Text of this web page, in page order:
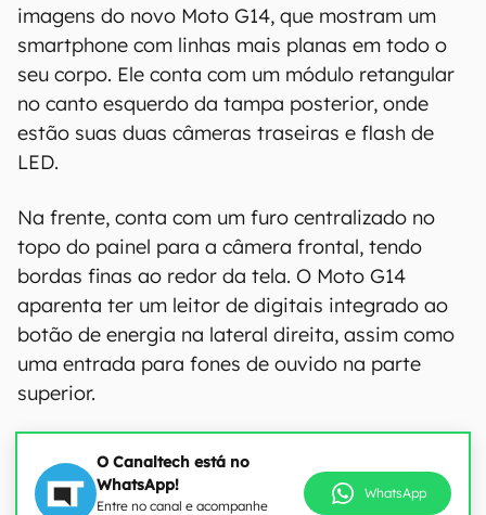
imagens do novo Moto G14, que mostram um
smartphone com linhas mais planas em todo o
seu corpo. Ele conta com um módulo retangular
no canto esquerdo da tampa posterior, onde
estão suas duas câmeras traseiras e flash de
LED.
Na frente, conta com um furo centralizado no
topo do painel para a câmera frontal, tendo
bordas finas ao redor da tela. O Moto G14
aparenta ter um leitor de digitais integrado ao
botão de energia na lateral direita, assim como
uma entrada para fones de ouvido na parte
superior.
O Canaltech está no
WhatsApp!
Entre no canal e acompanhe
WhatsApp